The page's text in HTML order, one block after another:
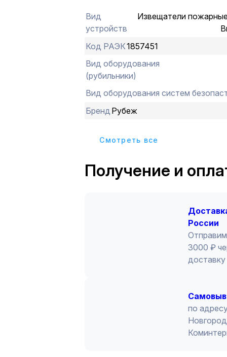
Вид
устройств
Извещатели
Код РАЭК1857451
Вид оборудования
(рубильники)
Вид оборудования систем
Бренд Рубеж
Cмотреть все
Получение и
России
3000 ₽
по